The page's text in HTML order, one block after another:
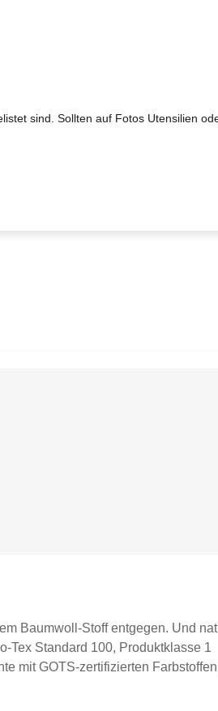
sind. Sollten auf Fotos Utensilien
Baumwoll-Stoff entgegen. Und
Tex Standard 100,
mit GOTS-zertifizierten
Stück = 0,5 m,